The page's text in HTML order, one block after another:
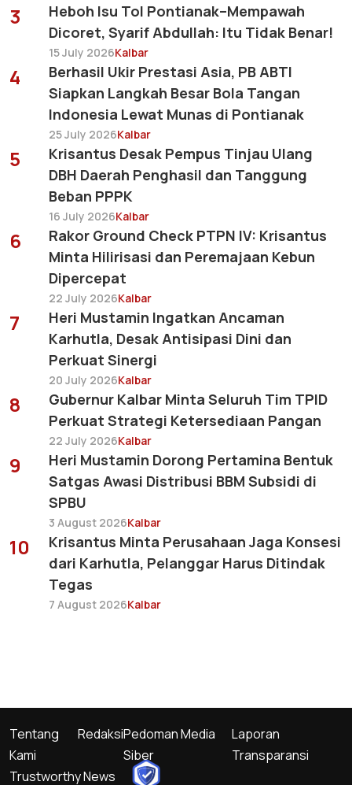
3
Heboh Isu Tol Pontianak–Mempawah
Dicoret, Syarif Abdullah: Itu Tidak Benar!
15 July 2026Kalbar
4
Berhasil Ukir Prestasi Asia, PB ABTI
Siapkan Langkah Besar Bola Tangan
Indonesia Lewat Munas di Pontianak
25 July 2026Kalbar
5
Krisantus Desak Pempus Tinjau Ulang
DBH Daerah Penghasil dan Tanggung
Beban PPPK
16 July 2026Kalbar
6
Rakor Ground Check PTPN IV: Krisantus
Minta Hilirisasi dan Peremajaan Kebun
Dipercepat
22 July 2026Kalbar
7
Heri Mustamin Ingatkan Ancaman
Karhutla, Desak Antisipasi Dini dan
Perkuat Sinergi
20 July 2026Kalbar
8
Gubernur Kalbar Minta Seluruh Tim TPID
Perkuat Strategi Ketersediaan Pangan
22 July 2026Kalbar
9
Heri Mustamin Dorong Pertamina Bentuk
Satgas Awasi Distribusi BBM Subsidi di
SPBU
3 August 2026Kalbar
10
Krisantus Minta Perusahaan Jaga Konsesi
dari Karhutla, Pelanggar Harus Ditindak
Tegas
7 August 2026Kalbar
Trustworthy News
Tentang
Kami
RedaksiPedoman Media
Siber
Laporan
Transparansi